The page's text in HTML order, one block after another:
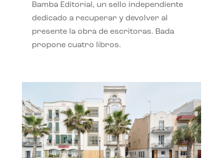
Bamba Editorial, un sello independiente
dedicado a recuperar y devolver al
presente la obra de escritoras. Bada
propone cuatro libros.